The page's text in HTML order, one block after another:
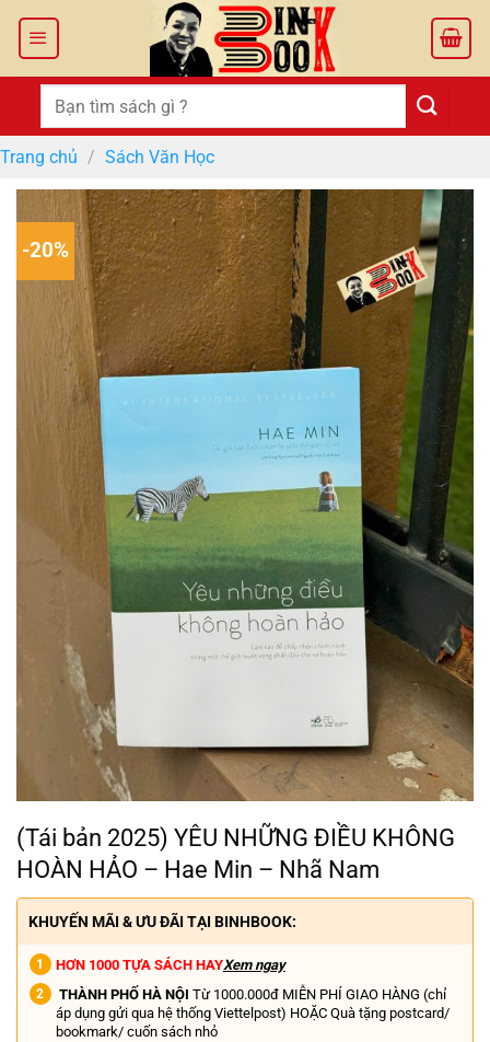
Tìm
kiếm:
Trang chủ / Sách Văn Học
-20%
(Tái bản 2025) YÊU NHỮNG ĐIỀU KHÔNG
HOÀN HẢO – Hae Min – Nhã Nam
KHUYẾN MÃI & ƯU ĐÃI TẠI BINHBOOK:
HƠN 1000 TỰA SÁCH HAYXem ngay
THÀNH PHỐ HÀ NỘI Từ 1000.000đ MIỄN PHÍ GIAO HÀNG (chỉ
áp dụng gửi qua hệ thống Viettelpost) HOẶC Quà tặng postcard/
bookmark/ cuốn sách nhỏ